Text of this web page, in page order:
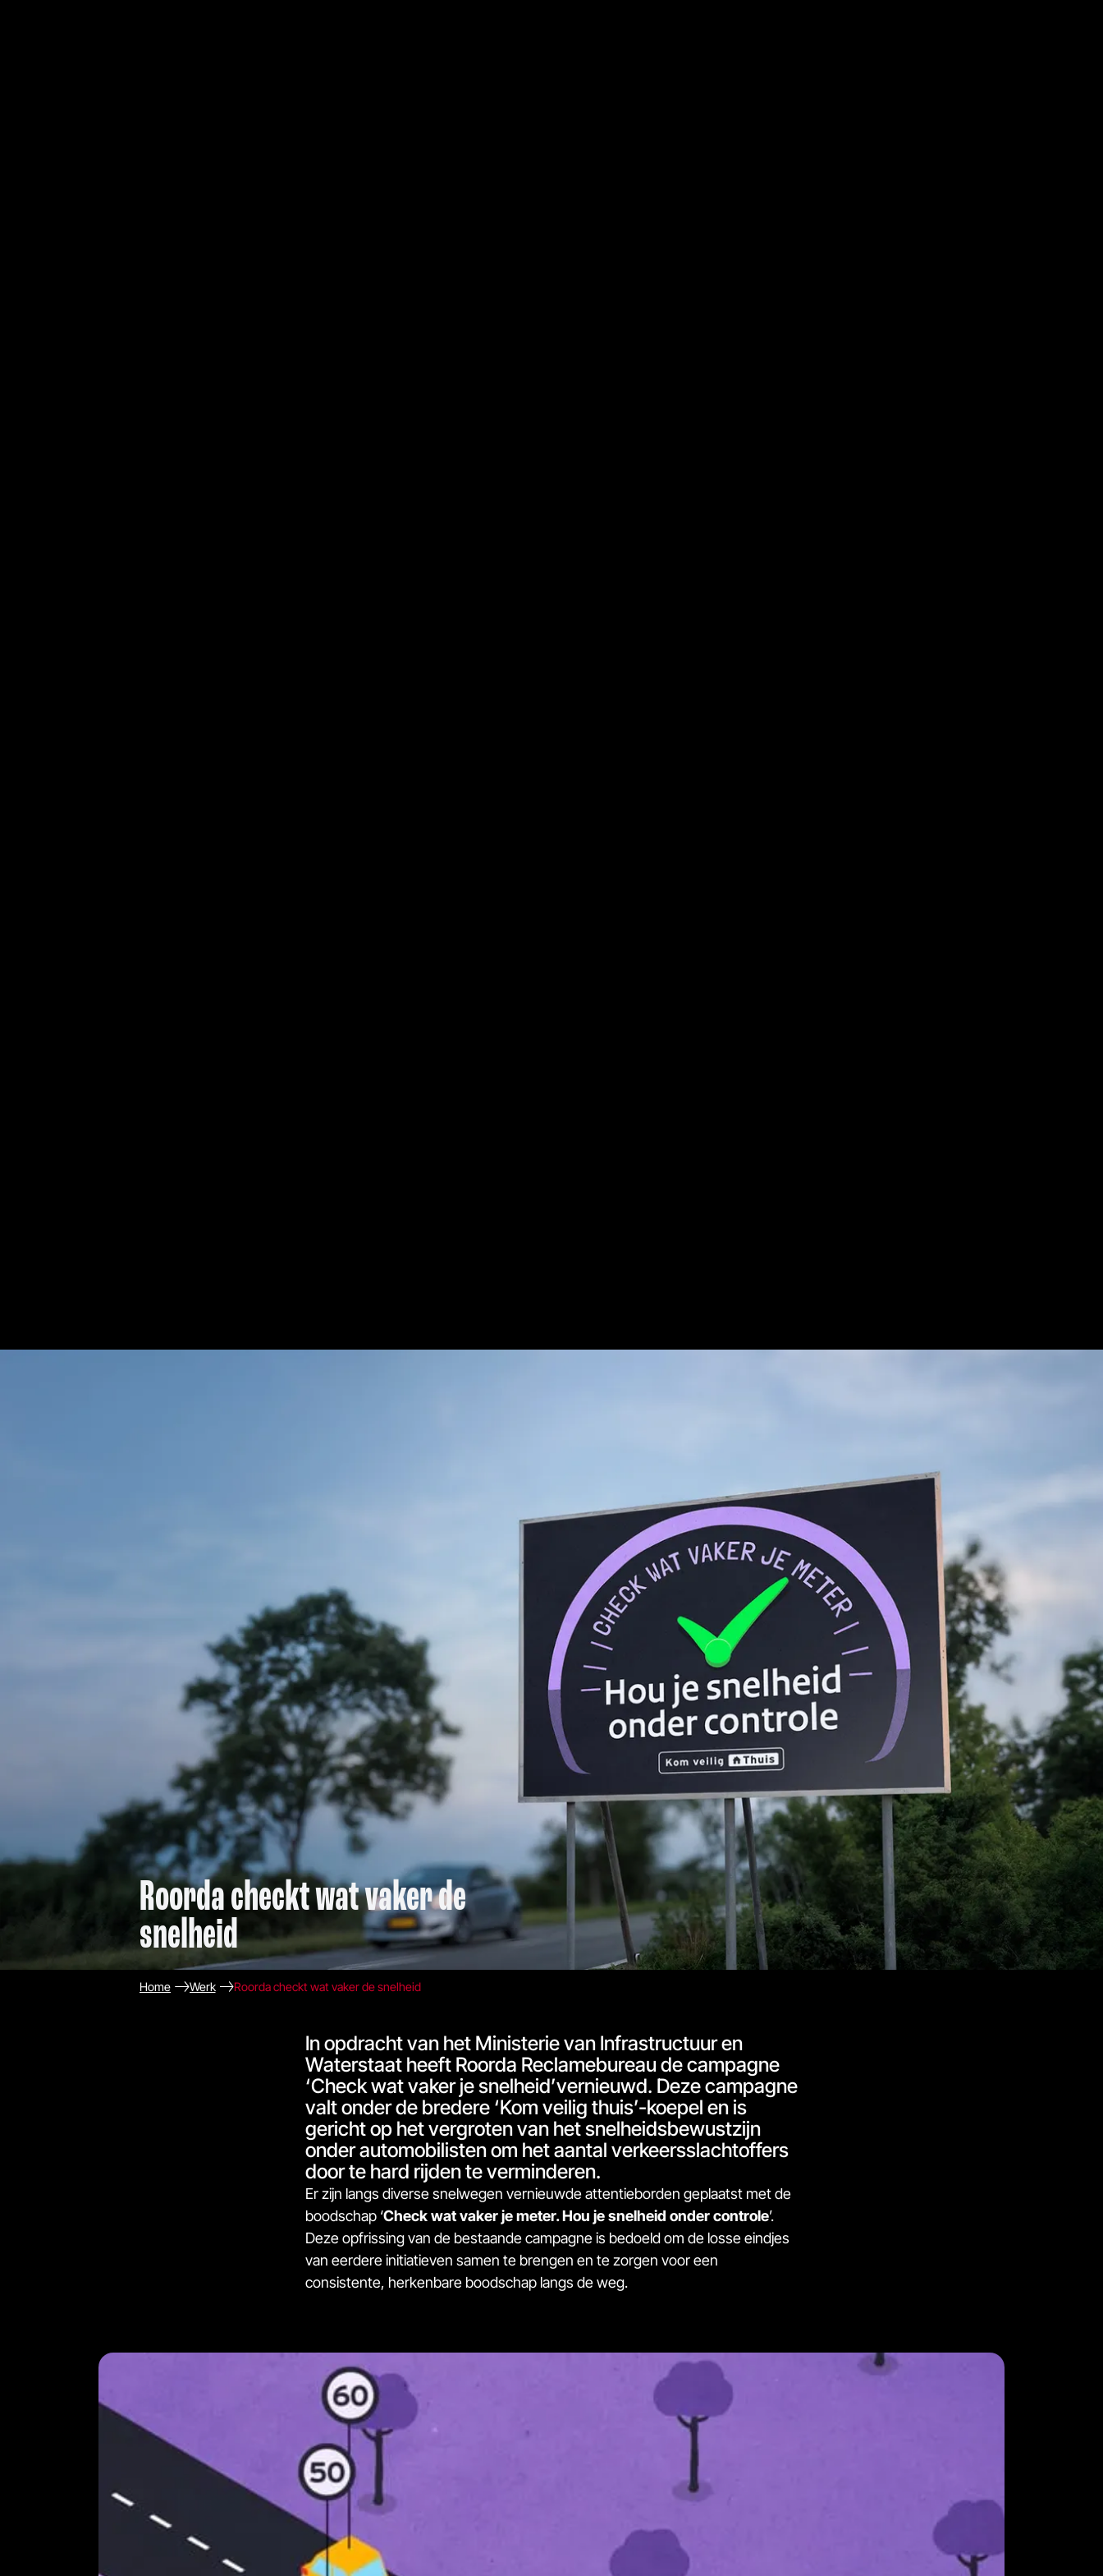
Roorda checkt wat vaker de
snelheid
Home Werk Roorda checkt wat vaker de snelheid
In opdracht van het Ministerie van Infrastructuur en
Waterstaat heeft Roorda Reclamebureau de campagne
‘Check wat vaker je snelheid’vernieuwd. Deze campagne
valt onder de bredere ‘Kom veilig thuis’-koepel en is
gericht op het vergroten van het snelheidsbewustzijn
onder automobilisten om het aantal verkeersslachtoffers
door te hard rijden te verminderen.
Er zijn langs diverse snelwegen vernieuwde attentieborden geplaatst met de
boodschap ‘Check wat vaker je meter. Hou je snelheid onder controle’.
Deze opfrissing van de bestaande campagne is bedoeld om de losse eindjes
van eerdere initiatieven samen te brengen en te zorgen voor een
consistente, herkenbare boodschap langs de weg.